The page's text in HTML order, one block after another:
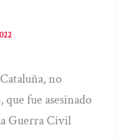
no
que fue asesinado
Guerra Civil